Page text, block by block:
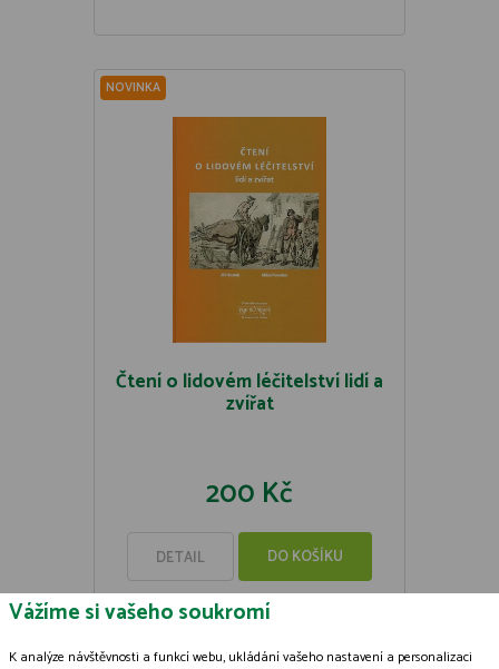
NOVINKA
Čtení o lidovém léčitelství lidí a
zvířat
200 Kč
DETAIL DO KOŠÍKU
Vážíme si vašeho soukromí
K analýze návštěvnosti a funkcí webu, ukládání vašeho nastavení a personalizaci